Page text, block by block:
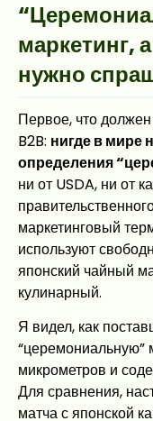
маркетинг,
нужно
Первое, что
B2B: нигде в мире
определения
ни от USDA, ни от
маркетинговый
используют
японский чайный
кулинарный.
Я видел, как
“церемониальную”
микрометров и
Для сравнения,
матча с японской